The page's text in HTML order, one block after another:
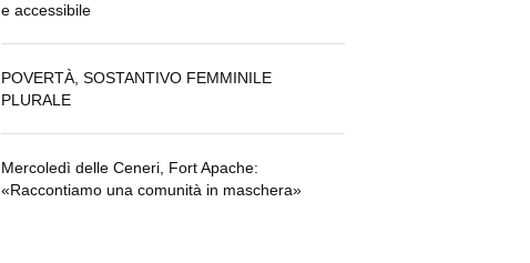
e accessibile
POVERTÀ, SOSTANTIVO FEMMINILE
PLURALE
Mercoledì delle Ceneri, Fort Apache:
«Raccontiamo una comunità in maschera»